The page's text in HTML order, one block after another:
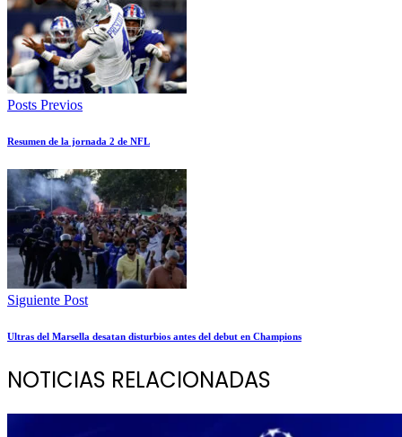
Posts Previos
Resumen de la jornada 2 de NFL
Siguiente Post
Ultras del Marsella desatan disturbios antes del debut en Champions
NOTICIAS RELACIONADAS